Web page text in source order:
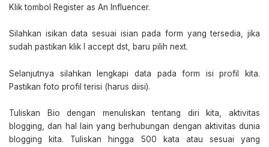
Klik tombol Register as An Influencer.
Silahkan isikan data sesuai isian pada form yang tersedia, jika
sudah pastikan klik I accept dst, baru pilih next.
Selanjutnya silahkan lengkapi data pada form isi profil kita.
Pastikan foto profil terisi (harus diisi).
Tuliskan Bio dengan menuliskan tentang diri kita, aktivitas
blogging, dan hal lain yang berhubungan dengan aktivitas dunia
blogging kita. Tuliskan hingga 500 kata atau sesuai yang